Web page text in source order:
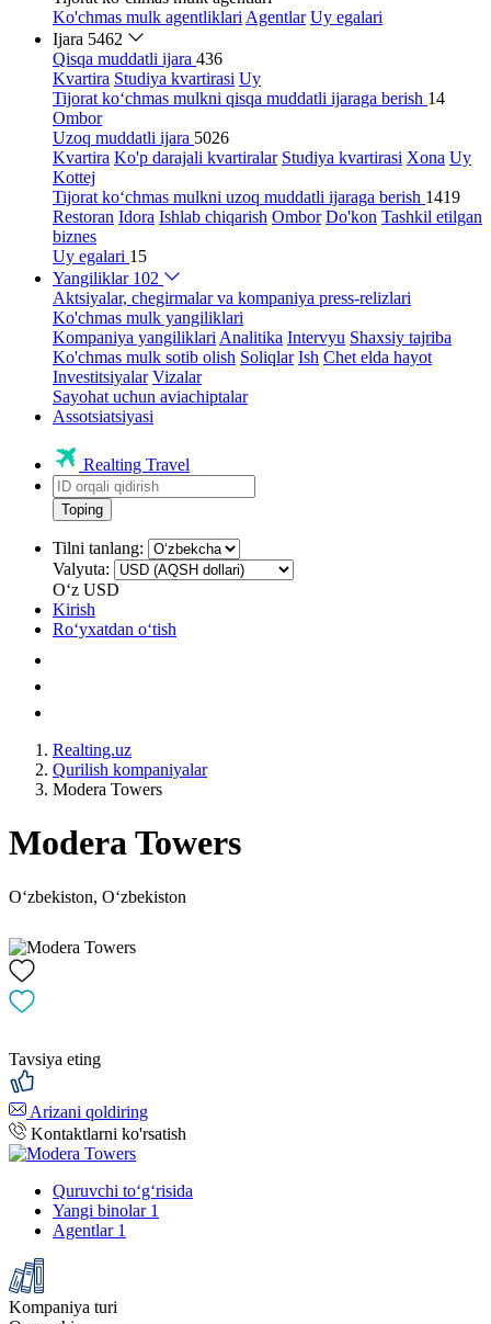
Ko'chmas mulk agentliklari Agentlar Uy egalari
Ijara 5462
Qisqa muddatli ijara 436
Kvartira Studiya kvartirasi Uy
Tijorat ko‘chmas mulkni qisqa muddatli ijaraga berish 14
Ombor
Uzoq muddatli ijara 5026
Kvartira Ko'p darajali kvartiralar Studiya kvartirasi Xona Uy
Kottej
Tijorat ko‘chmas mulkni uzoq muddatli ijaraga berish 1419
Restoran Idora Ishlab chiqarish Ombor Do'kon Tashkil etilgan
biznes
Uy egalari 15
Yangiliklar 102
Aktsiyalar, chegirmalar va kompaniya press-relizlari
Ko'chmas mulk yangiliklari
Kompaniya yangiliklari Analitika Intervyu Shaxsiy tajriba
Ko'chmas mulk sotib olish Soliqlar Ish Chet elda hayot
Investitsiyalar Vizalar
Sayohat uchun aviachiptalar
Assotsiatsiyasi
Realting Travel
Toping
Tilni tanlang:
Valyuta:
Oʻz USD
Kirish
Roʻyxatdan oʻtish
Realting.uz
Qurilish kompaniyalar
Modera Towers
Modera Towers
Oʻzbekiston, Oʻzbekiston
Tavsiya eting
Arizani qoldiring
Kontaktlarni ko'rsatish
Quruvchi to‘g‘risida
Yangi binolar 1
Agentlar 1
Kompaniya turi